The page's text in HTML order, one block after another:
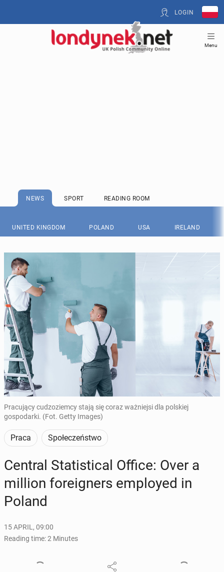
LOGIN
Menu
NEWS SPORT READING ROOM
UNITED KINGDOM POLAND USA IRELAND
Pracujący cudzoziemcy stają się coraz ważniejsi dla polskiej
gospodarki. (Fot. Getty Images)
Praca Społeczeństwo
Central Sta­tis­ti­cal Office: Over a
million for­eign­ers em­ployed in
Poland
15 APRIL, 09:00
Reading time: 2 Minutes